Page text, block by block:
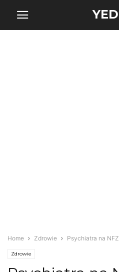
Home Zdrowie Psychiatra na
Zdrowie